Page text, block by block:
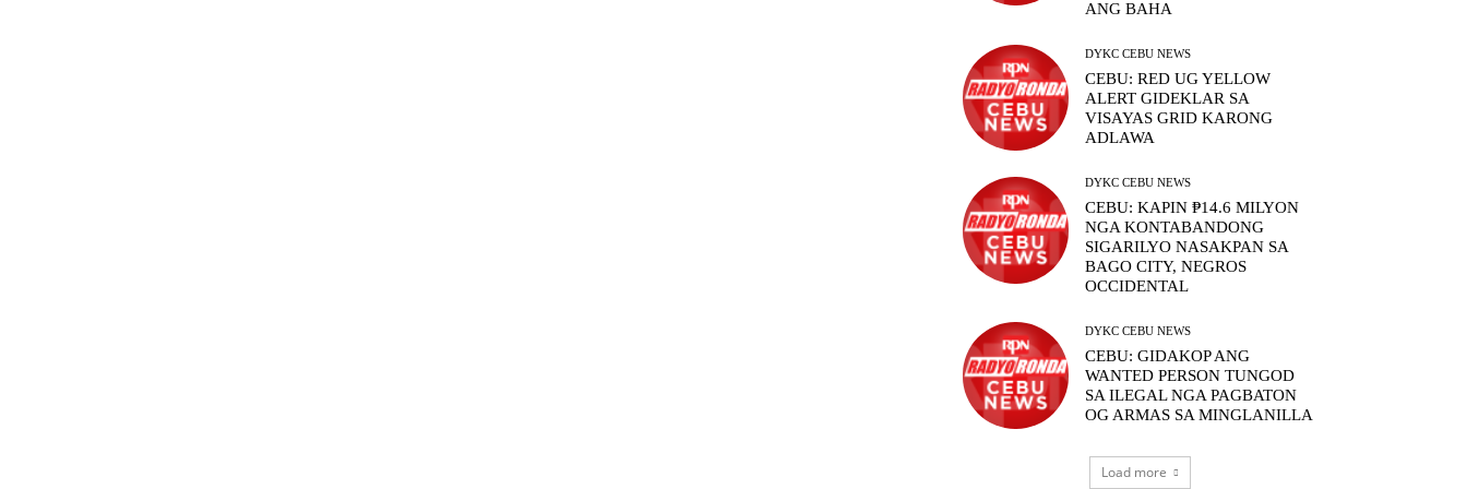
ANG BAHA
DYKC CEBU NEWS
CEBU: RED UG YELLOW
ALERT GIDEKLAR SA
VISAYAS GRID KARONG
ADLAWA
DYKC CEBU NEWS
CEBU: KAPIN ₱14.6 MILYON
NGA KONTABANDONG
SIGARILYO NASAKPAN SA
BAGO CITY, NEGROS
OCCIDENTAL
DYKC CEBU NEWS
CEBU: GIDAKOP ANG
WANTED PERSON TUNGOD
SA ILEGAL NGA PAGBATON
OG ARMAS SA MINGLANILLA
Load more